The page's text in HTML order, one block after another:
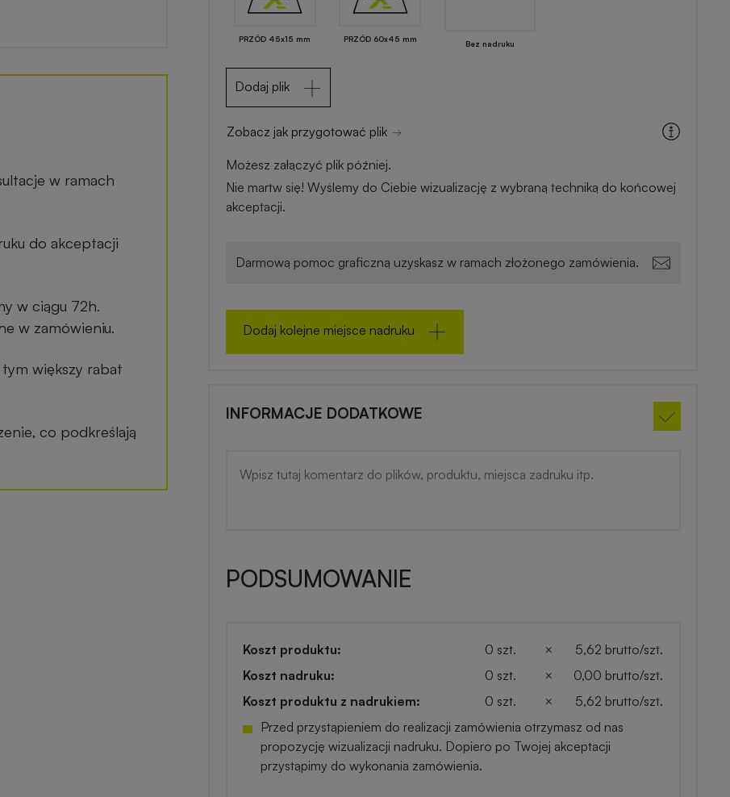
w ramach
do akceptacji
w ciągu 72h.
w zamówieniu.
większy rabat
co podkreślają
PRZÓD 45x15 mm PRZÓD 60x45 mm Bez nadruku
Dodaj plik
Zobacz jak przygotować plik
Możesz załączyć plik później.
Nie martw się! Wyślemy do Ciebie wizualizację z wybraną techniką do końcowej
akceptacji.
Darmową pomoc graficzną uzyskasz w ramach złożonego zamówienia.
Dodaj kolejne miejsce nadruku
INFORMACJE DODATKOWE
PODSUMOWANIE
Koszt produktu: 0 szt. ×
5,62 brutto/szt.
Koszt nadruku:
0 szt. ×
0,00 brutto/szt.
Koszt produktu z nadrukiem:
0 szt. ×
5,62 brutto/szt.
Przed przystąpieniem do realizacji zamówienia otrzymasz od nas
propozycję wizualizacji nadruku. Dopiero po Twojej akceptacji
przystąpimy do wykonania zamówienia.